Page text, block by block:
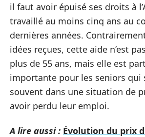
il faut avoir épuisé ses droits à
travaillé au moins cinq ans au
dernières années.
idées reçues, cette aide n’est
plus de 55 ans, mais elle est
importante pour les seniors qui
souvent dans une situation de
avoir perdu leur emploi.
A lire aussi : Évolution du prix